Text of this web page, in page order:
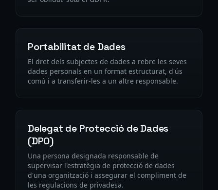
Portabilitat de Dades
El dret dels subjectes de dades a rebre les seves
dades personals en un format estructurat, d'ús
comú i a transferir-les a un altre responsable.
Delegat de Protecció de Dades
(DPO)
Una persona designada responsable de
supervisar l'estratègia de protecció de dades
d'una organització i assegurar el compliment de
les regulacions de privadesa.